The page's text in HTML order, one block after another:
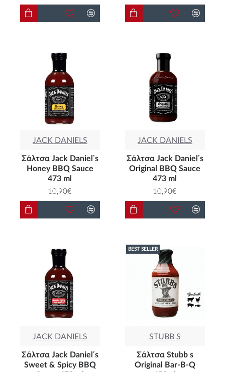
JACK DANIELS
Σάλτσα Jack Daniel ́s
Honey BBQ Sauce
473 ml
10,90€
JACK DANIELS
Σάλτσα Jack Daniel ́s
Original BBQ Sauce
473 ml
10,90€
JACK DANIELS
Σάλτσα Jack Daniel ́s
Sweet & Spicy BBQ
BEST SELLER
STUBB S
Σάλτσα Stubb s
Original Bar-B-Q